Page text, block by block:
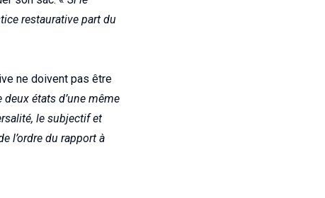
restaurative part du
ne doivent pas être
états d’une même
le subjectif et
l’ordre du rapport à